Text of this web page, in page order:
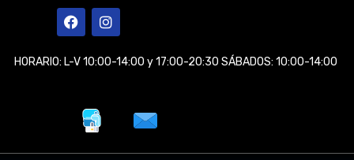
F
a
e
b
I
n
t
a
HORARIO: L-V 10:00-14:00 y 17:00-20:30 SÁBADOS: 10:00-14:00